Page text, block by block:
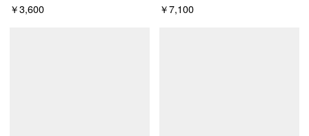
￥3,600
￥7,100